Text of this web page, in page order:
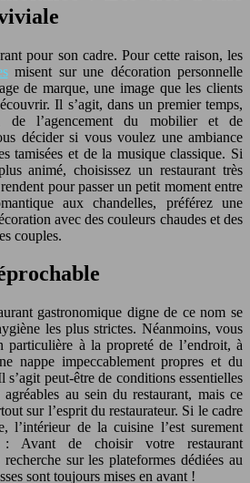
pour son cadre. Pour cette raison, les
misent sur une décoration personnelle
de marque, une image que les clients
Il s’agit, dans un premier temps,
de l’agencement du mobilier et de
décider si vous voulez une ambiance
tamisées et de la musique classique. Si
animé, choisissez un restaurant très
pour passer un petit moment entre
aux chandelles, préférez une
avec des couleurs chaudes et des
couples.
gastronomique digne de ce nom se
les plus strictes. Néanmoins, vous
particulière à la propreté de l’endroit, à
nappe impeccablement propres et du
peut-être de conditions essentielles
au sein du restaurant, mais ce
sur l’esprit du restaurateur. Si le cadre
l’intérieur de la cuisine l’est surement
Avant de choisir votre restaurant
sur les plateformes dédiées au
sont toujours mises en avant !